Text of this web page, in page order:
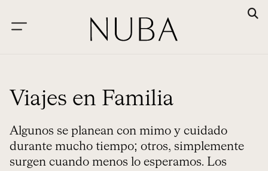
Viajes en Familia
Algunos se planean con mimo y cuidado
durante mucho tiempo; otros, simplemente
surgen cuando menos lo esperamos. Los